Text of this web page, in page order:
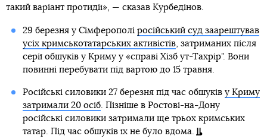
такий варіант протидії», — сказав Курбедінов.
29 березня у Сімферополі російський суд заарештував
усіх кримськотатарських активістів, затриманих після
серії обшуків у Криму у «справі Хізб ут-Тахрір". Вони
повинні перебувати під вартою до 15 травня.
Російські силовики 27 березня під час обшуків у Криму
затримали 20 осіб. Пізніше в Ростові-на-Дону
російські силовики затримали ще трьох кримських
татар. Під час обшуків їх не було вдома.